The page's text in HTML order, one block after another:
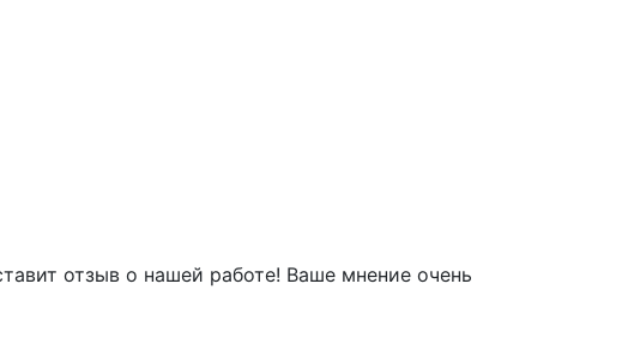
отзыв о нашей работе! Ваше мнение очень